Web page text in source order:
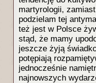
martyrologii,
podzielam tej
też jest w Polsce
stąd, że mamy
jeszcze żyją
potępiają
jednocześnie
najnowszych